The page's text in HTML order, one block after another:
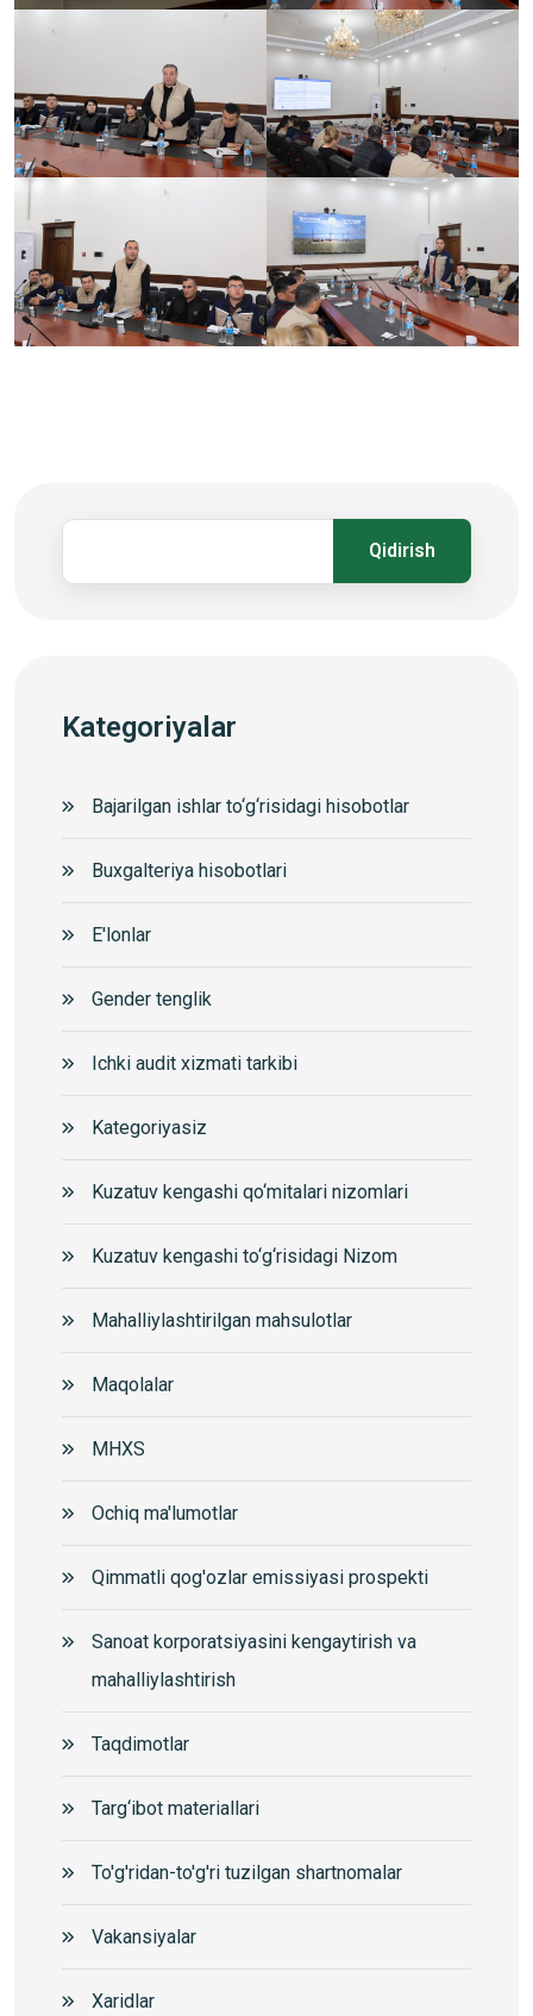
Qidirish
Kategoriyalar
Bajarilgan ishlar to‘g‘risidagi hisobotlar
Buxgalteriya hisobotlari
E'lonlar
Gender tenglik
Ichki audit xizmati tarkibi
Kategoriyasiz
Kuzatuv kengashi qo‘mitalari nizomlari
Kuzatuv kengashi to‘g‘risidagi Nizom
Mahalliylashtirilgan mahsulotlar
Maqolalar
MHXS
Ochiq ma'lumotlar
Qimmatli qog'ozlar emissiyasi prospekti
Sanoat korporatsiyasini kengaytirish va
mahalliylashtirish
Taqdimotlar
Targ‘ibot materiallari
To'g'ridan-to'g'ri tuzilgan shartnomalar
Vakansiyalar
Xaridlar